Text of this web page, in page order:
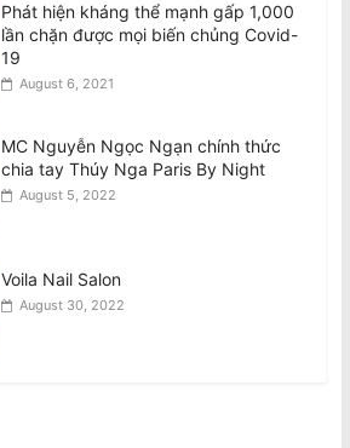
Phát hiện kháng thể mạnh gấp 1,000
lần chặn được mọi biến chủng Covid-
19
August 6, 2021
MC Nguyễn Ngọc Ngạn chính thức
chia tay Thúy Nga Paris By Night
August 5, 2022
Voila Nail Salon
August 30, 2022